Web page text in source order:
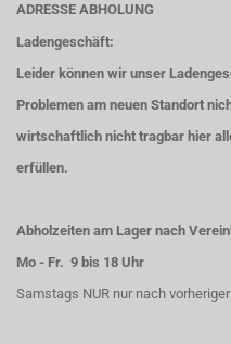
ADRESSE ABHOLUNG
Ladengeschäft:
Leider können wir unser
Problemen am neuen Standort
wirtschaftlich nicht tragbar hier
erfüllen.
Abholzeiten am Lager nach
Mo - Fr. 9 bis 18 Uhr
Samstags NUR nur nach